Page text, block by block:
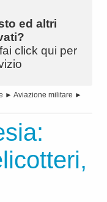
ed altri
click qui per
► Aviazione militare ►